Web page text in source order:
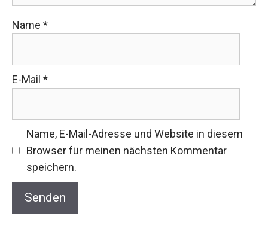
Name *
E-Mail *
Name, E-Mail-Adresse und Website in diesem
Browser für meinen nächsten Kommentar
speichern.